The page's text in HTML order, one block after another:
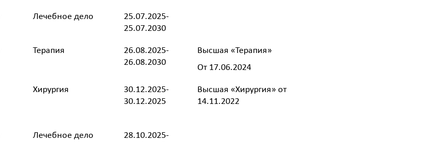
Лечебное дело
25.07.2025-
25.07.2030
Терапия
26.08.2025-
26.08.2030
Высшая «Терапия»
От 17.06.2024
Хирургия
30.12.2025-
30.12.2025
Высшая «Хирургия» от
14.11.2022
Лечебное дело
28.10.2025-